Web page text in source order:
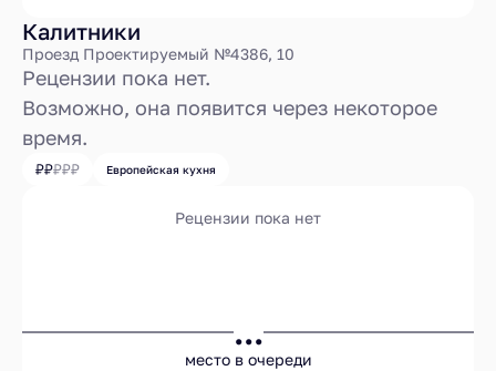
Калитники
Проезд Проектируемый №4386, 10
Рецензии пока нет.
Возможно, она появится через некоторое
время.
Европейская кухня
Рецензии пока нет
...
место в очереди